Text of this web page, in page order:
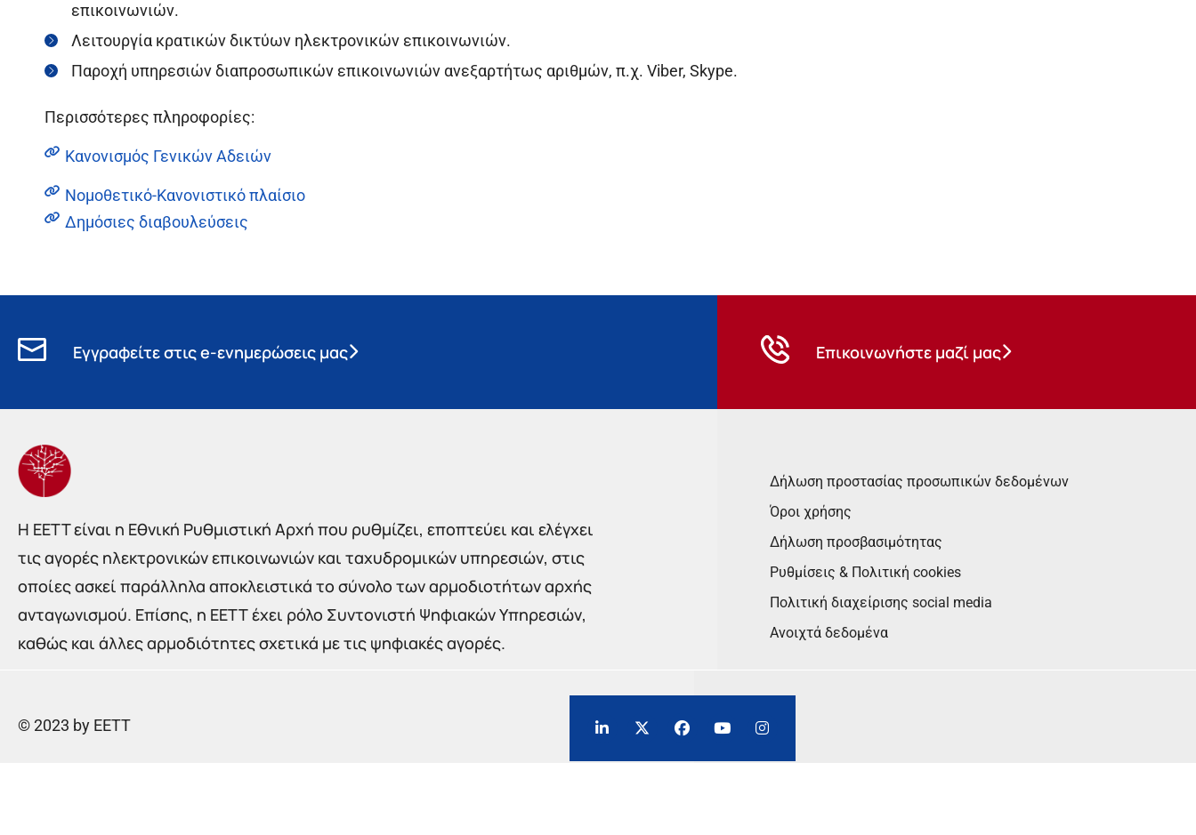
επικοινωνιών.
Λειτουργία κρατικών δικτύων ηλεκτρονικών επικοινωνιών.
Παροχή υπηρεσιών διαπροσωπικών επικοινωνιών ανεξαρτήτως αριθμών, π.χ. Viber, Skype.
Περισσότερες πληροφορίες:
Κανονισμός Γενικών Αδειών
Νομοθετικό-Κανονιστικό πλαίσιο
Δημόσιες διαβουλεύσεις
Εγγραφείτε στις e-ενημερώσεις μας Επικοινωνήστε μαζί μας
Η EETT είναι η Εθνική Ρυθμιστική Αρχή που ρυθμίζει, εποπτεύει και ελέγχει
τις αγορές ηλεκτρονικών επικοινωνιών και ταχυδρομικών υπηρεσιών, στις
οποίες ασκεί παράλληλα αποκλειστικά το σύνολο των αρμοδιοτήτων αρχής
ανταγωνισμού. Επίσης, η ΕΕΤΤ έχει ρόλο Συντονιστή Ψηφιακών Υπηρεσιών,
καθώς και άλλες αρμοδιότητες σχετικά με τις ψηφιακές αγορές.
Δήλωση προστασίας προσωπικών δεδομένων
Όροι χρήσης
Δήλωση προσβασιμότητας
Ρυθμίσεις & Πολιτική cookies
Πολιτική διαχείρισης social media
Ανοιχτά δεδομένα
© 2023 by EETT